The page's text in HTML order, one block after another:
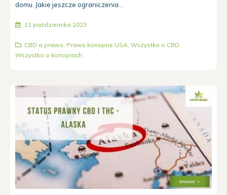
domu. Jakie jeszcze ograniczenia...
11 października 2023
CBD a prawo, Prawo konopne USA, Wszystko o CBD,
Wszystko o konopiach